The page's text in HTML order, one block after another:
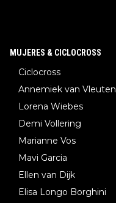
MUJERES & CICLOCROSS
Ciclocross
Annemiek van Vleuten
Lorena Wiebes
Demi Vollering
Marianne Vos
Mavi Garcia
Ellen van Dijk
Elisa Longo Borghini